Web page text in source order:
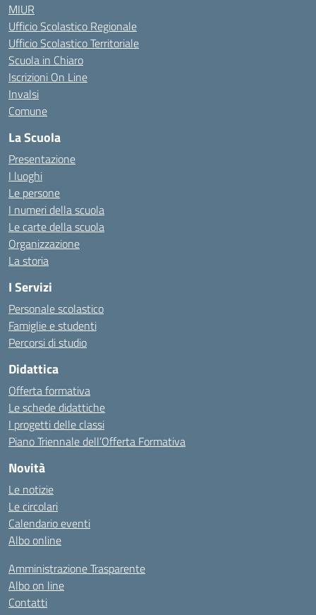
MIUR
Ufficio Scolastico Regionale
Ufficio Scolastico Territoriale
Scuola in Chiaro
Iscrizioni On Line
Invalsi
Comune
La Scuola
Presentazione
I luoghi
Le persone
I numeri della scuola
Le carte della scuola
Organizzazione
La storia
I Servizi
Personale scolastico
Famiglie e studenti
Percorsi di studio
Didattica
Offerta formativa
Le schede didattiche
I progetti delle classi
Piano Triennale dell’Offerta Formativa
Novità
Le notizie
Le circolari
Calendario eventi
Albo online
Amministrazione Trasparente
Albo on line
Contatti